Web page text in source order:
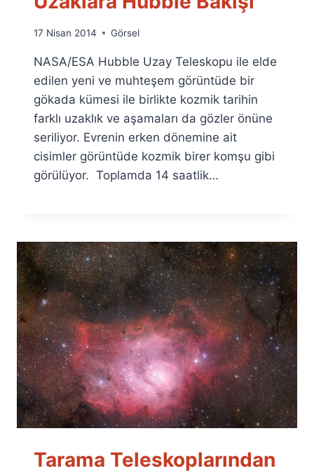
By
Fuat
Özyar
17 Nisan 2014 Görsel
NASA/ESA Hubble Uzay Teleskopu ile elde
edilen yeni ve muhteşem görüntüde bir
gökada kümesi ile birlikte kozmik tarihin
farklı uzaklık ve aşamaları da gözler önüne
seriliyor. Evrenin erken dönemine ait
cisimler görüntüde kozmik birer komşu gibi
görülüyor. Toplamda 14 saatlik…
Tarama Teleskoplarından